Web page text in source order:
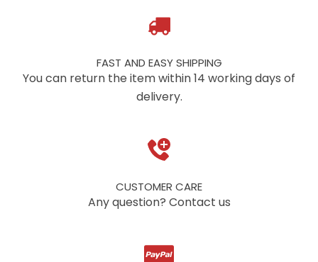
FAST AND EASY SHIPPING
You can return the item within 14 working days of
delivery.
CUSTOMER CARE
Any question? Contact us